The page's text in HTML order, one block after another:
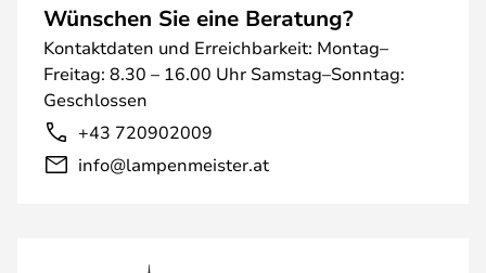
Wünschen Sie eine Beratung?
Kontaktdaten und Erreichbarkeit: Montag–
Freitag: 8.30 – 16.00 Uhr Samstag–Sonntag:
Geschlossen
+43 720902009
info@lampenmeister.at